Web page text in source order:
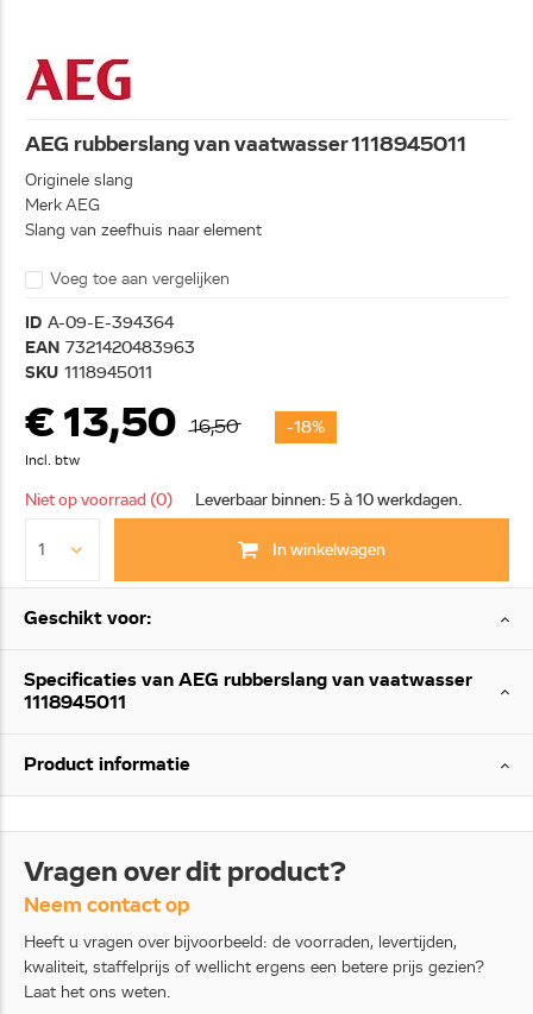
AEG rubberslang van vaatwasser 1118945011
Originele slang
Merk AEG
Slang van zeefhuis naar element
Voeg toe aan vergelijken
ID A-09-E-394364
EAN 7321420483963
SKU 1118945011
€ 13,50 16,50 -18%
Incl. btw
Niet op voorraad (0) Leverbaar binnen: 5 à 10 werkdagen.
In winkelwagen
Geschikt voor:
Specificaties van AEG rubberslang van vaatwasser
1118945011
Product informatie
Vragen over dit product?
Neem contact op
Heeft u vragen over bijvoorbeeld: de voorraden, levertijden,
kwaliteit, staffelprijs of wellicht ergens een betere prijs gezien?
Laat het ons weten.